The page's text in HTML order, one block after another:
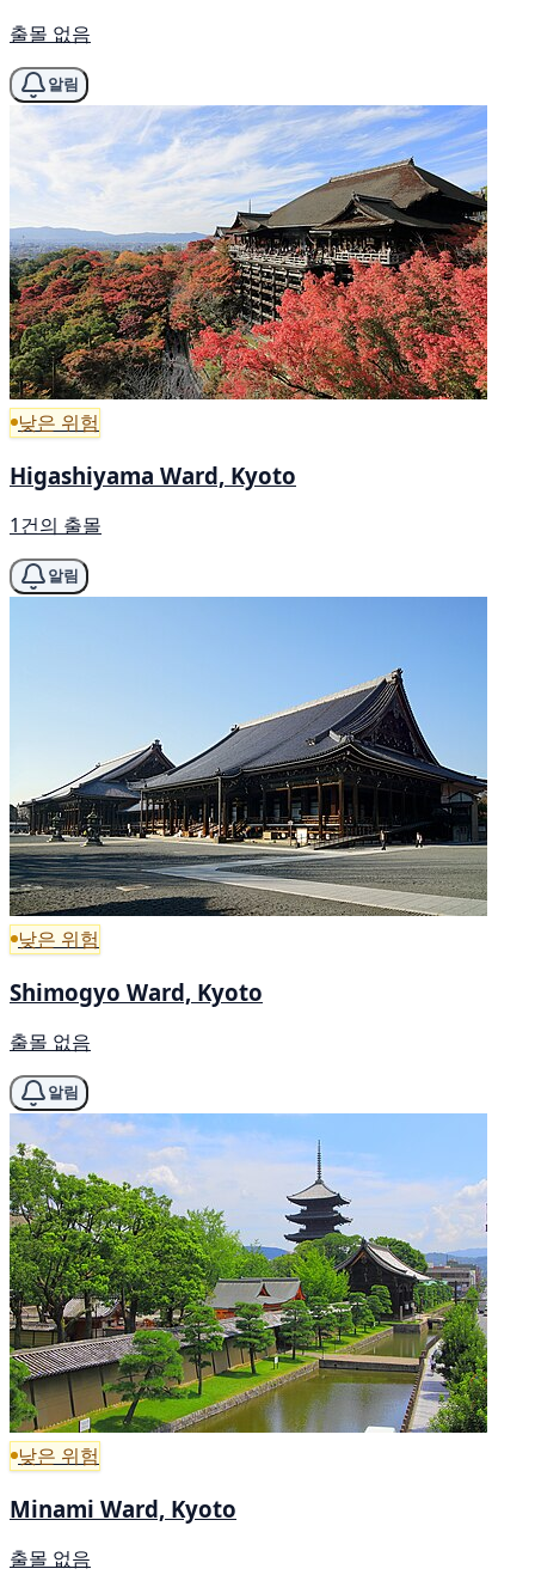
출몰 없음
알림
낮은 위험
Higashiyama Ward, Kyoto
1건의 출몰
알림
낮은 위험
Shimogyo Ward, Kyoto
출몰 없음
알림
낮은 위험
Minami Ward, Kyoto
출몰 없음